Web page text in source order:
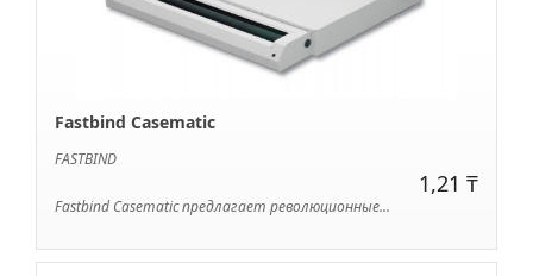
Fastbind Casematic
FASTBIND
1,21 ₸
Fastbind Casematic предлагает революционные...